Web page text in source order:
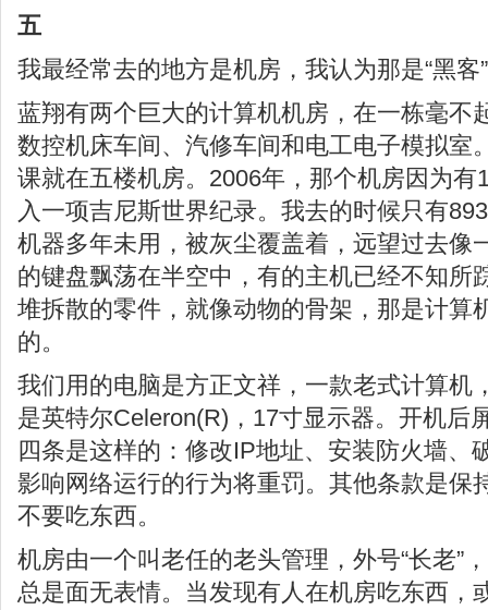
五
我最经常去的地方是机房，我认为那是“黑
蓝翔有两个巨大的计算机机房，在一栋毫不
数控机床车间、汽修车间和电工电子模拟室
课就在五楼机房。2006年，那个机房因为有
入一项吉尼斯世界纪录。我去的时候只有
机器多年未用，被灰尘覆盖着，远望过去像
的键盘飘荡在半空中，有的主机已经不知所
堆拆散的零件，就像动物的骨架，那是计算
的。
我们用的电脑是方正文祥，一款老式计算机
是英特尔Celeron(R)，17寸显示器。开机后
四条是这样的：修改IP地址、安装防火墙、
影响网络运行的行为将重罚。其他条款是保
不要吃东西。
机房由一个叫老任的老头管理，外号“长老”
总是面无表情。当发现有人在机房吃东西，